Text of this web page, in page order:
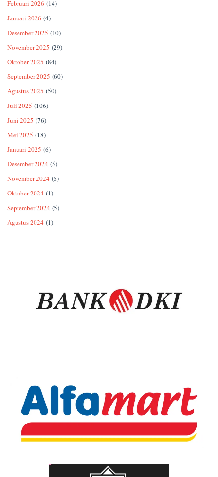
Februari 2026 (14)
Januari 2026 (4)
Desember 2025 (10)
November 2025 (29)
Oktober 2025 (84)
September 2025 (60)
Agustus 2025 (50)
Juli 2025 (106)
Juni 2025 (76)
Mei 2025 (18)
Januari 2025 (6)
Desember 2024 (5)
November 2024 (6)
Oktober 2024 (1)
September 2024 (5)
Agustus 2024 (1)